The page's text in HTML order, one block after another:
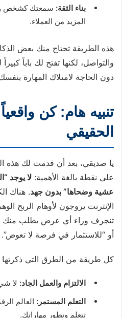
بناء الثقة: سمعتك كشخص
المزيد من العملاء.
هذه الطريقة تحتاج منك بعض
والتواصل، لكنها تفتح لك باباً
دون الحاجة لامتلاك المهارة
تنبيه هام: كن
الحقيقي
يا صديقي، بعد أن قدمت لك هذه
على نقطة بالغة الأهمية: لا يوجد
عشية وضحاها” بدون جهد. هناك
الإنترنت يروجون لأوهام الربح
تنجرف وراء أي عرض يطلب منك
أو “للاستثمار في فرصة لا تعوض”.
كل طريقة من الطرق التي
الالتزام والعمل الجاد: لا
التعلم المستمر: العالم
تتعلم وتطور مهاراتك.